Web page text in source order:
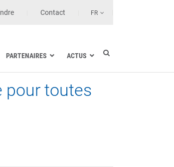
Contact FR
PARTENAIRES ACTUS
pour toutes